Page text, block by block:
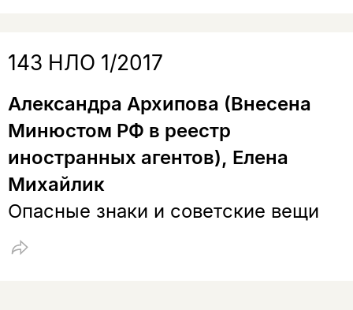
143 НЛО 1/2017
Александра Архипова (Внесена
Минюстом РФ в реестр
иностранных агентов), Елена
Михайлик
Опасные знаки и советские вещи